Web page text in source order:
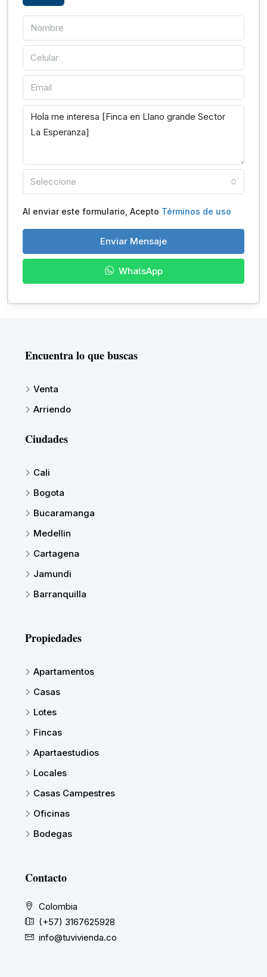
Seleccione
Al enviar este formulario, Acepto Términos de uso
Enviar Mensaje
WhatsApp
Encuentra lo que buscas
Venta
Arriendo
Ciudades
Cali
Bogota
Bucaramanga
Medellin
Cartagena
Jamundi
Barranquilla
Propiedades
Apartamentos
Casas
Lotes
Fincas
Apartaestudios
Locales
Casas Campestres
Oficinas
Bodegas
Contacto
Colombia
(+57) 3167625928
info@tuvivienda.co